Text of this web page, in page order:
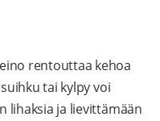
rentouttaa kehoa
tai kylpy voi
lihaksia ja lievittämään